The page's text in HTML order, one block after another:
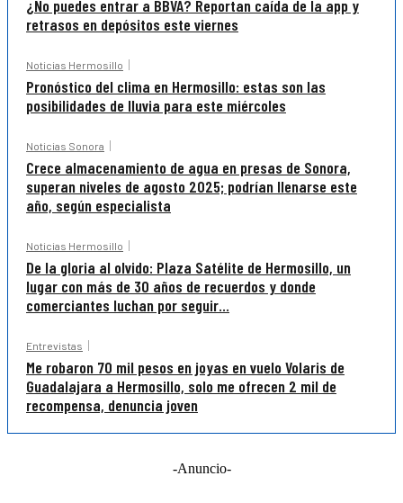
¿No puedes entrar a BBVA? Reportan caída de la app y
retrasos en depósitos este viernes
Noticias Hermosillo
Pronóstico del clima en Hermosillo: estas son las
posibilidades de lluvia para este miércoles
Noticias Sonora
Crece almacenamiento de agua en presas de Sonora,
superan niveles de agosto 2025; podrían llenarse este
año, según especialista
Noticias Hermosillo
De la gloria al olvido: Plaza Satélite de Hermosillo, un
lugar con más de 30 años de recuerdos y donde
comerciantes luchan por seguir...
Entrevistas
Me robaron 70 mil pesos en joyas en vuelo Volaris de
Guadalajara a Hermosillo, solo me ofrecen 2 mil de
recompensa, denuncia joven
-Anuncio-